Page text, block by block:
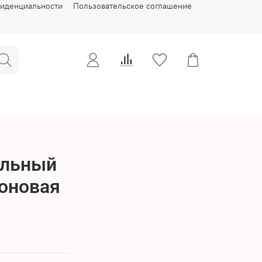
Пользовательское соглашение